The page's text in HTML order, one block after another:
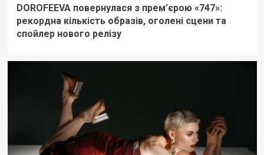
DOROFEEVA повернулася з прем’єрою «747»:
рекордна кількість образів, оголені сцени та
спойлер нового релізу